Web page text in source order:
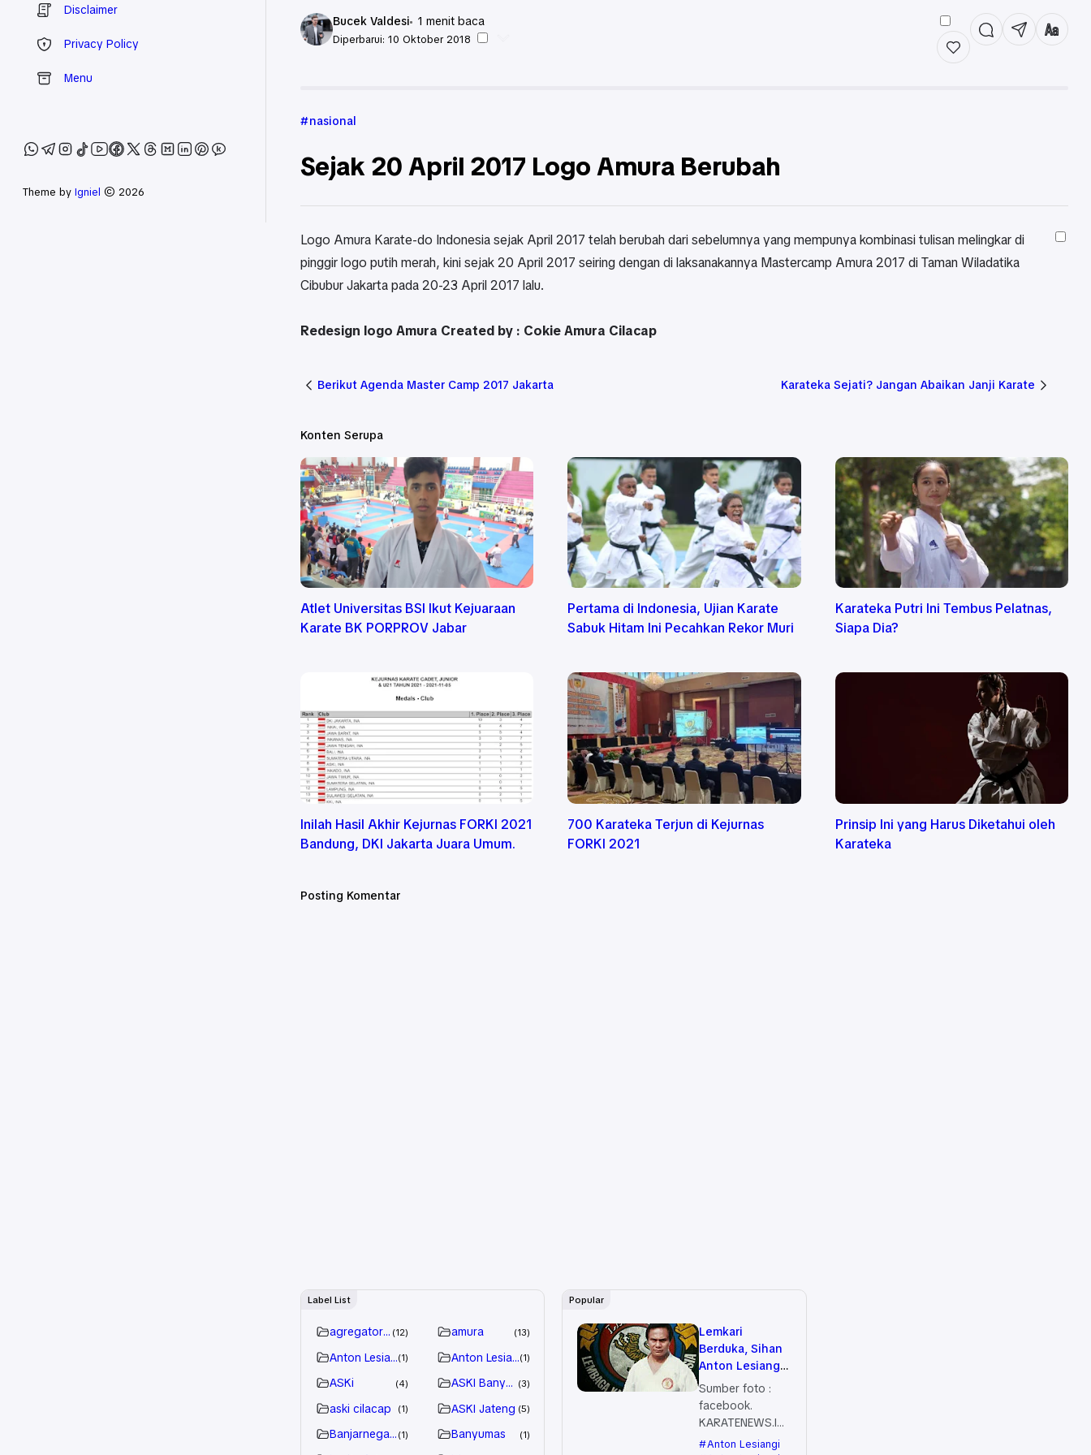
Disclaimer
Privacy Policy
Menu
Theme by Igniel © 2026
Bucek Valdesi 1 menit baca
Diperbarui: 10 Oktober 2018
nasional
Sejak 20 April 2017 Logo Amura Berubah
Logo Amura Karate-do Indonesia sejak April 2017 telah berubah dari sebelumnya yang mempunya kombinasi tulisan melingkar di
pinggir logo putih merah, kini sejak 20 April 2017 seiring dengan di laksanakannya Mastercamp Amura 2017 di Taman Wiladatika
Cibubur Jakarta pada 20-23 April 2017 lalu.
Redesign logo Amura Created by : Cokie Amura Cilacap
Berikut Agenda Master Camp 2017 Jakarta Karateka Sejati? Jangan Abaikan Janji Karate
Konten Serupa
Atlet Universitas BSI Ikut Kejuaraan
Karate BK PORPROV Jabar
Pertama di Indonesia, Ujian Karate
Sabuk Hitam Ini Pecahkan Rekor Muri
Karateka Putri Ini Tembus Pelatnas,
Siapa Dia?
Inilah Hasil Akhir Kejurnas FORKI 2021
Bandung, DKI Jakarta Juara Umum.
700 Karateka Terjun di Kejurnas
FORKI 2021
Prinsip Ini yang Harus Diketahui oleh
Karateka
Posting Komentar
Label List
agregator karatenews
12 amura 13
Anton Lesiangi
1 Anton Lesiangi wafat
1
ASKi 4 ASKI Banyumas
3
aski cilacap 1 ASKI Jateng 5
Banjarnegara1 Banyumas 1
Popular
Lemkari
Berduka, Sihan
Anton Lesiangi
Sang Pendiri
Wafat
Sumber foto :
facebook.
KARATENEWS.ID
- Dunia Karate
Anton Lesiangi